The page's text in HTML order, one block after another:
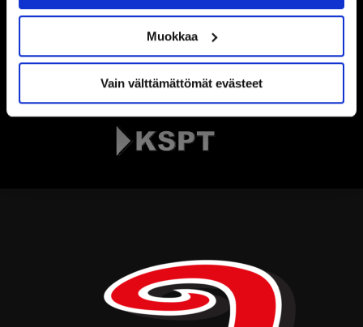
Muokkaa
Vain välttämättömät evästeet